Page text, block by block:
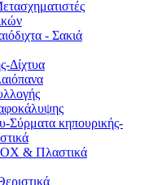
- Σακιά
Δίχτυα
Σύρματα κηπουρικής-
& Πλαστικά